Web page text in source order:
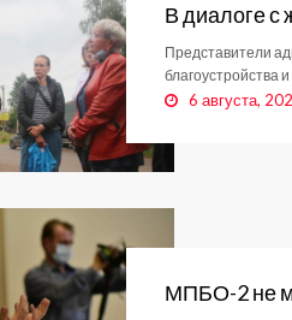
В диалоге с
Представители
благоустройства
6 августа,
МПБО-2 не